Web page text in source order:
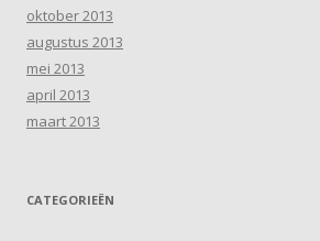
oktober 2013
augustus 2013
mei 2013
april 2013
maart 2013
CATEGORIEËN